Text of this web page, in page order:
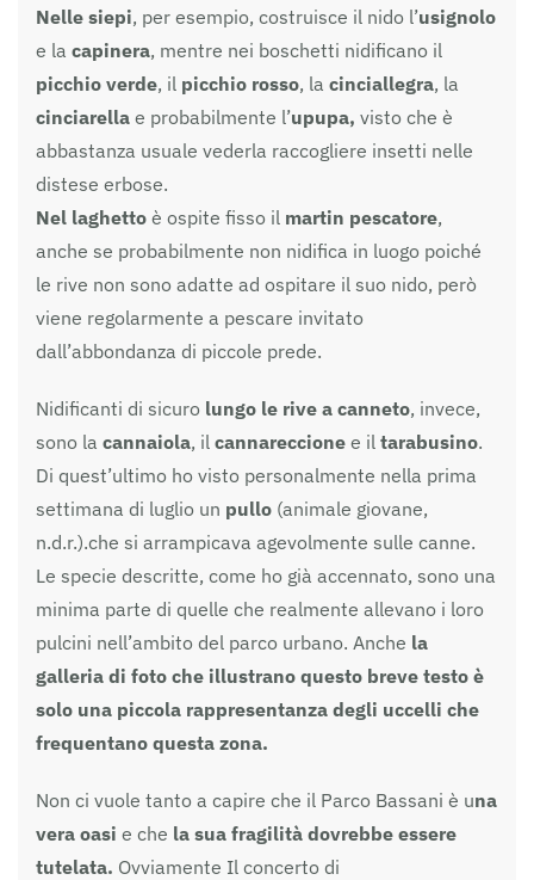
Nelle siepi, per esempio, costruisce il nido l’usignolo
e la capinera, mentre nei boschetti nidificano il
picchio verde, il picchio rosso, la cinciallegra, la
cinciarella e probabilmente l’upupa, visto che è
abbastanza usuale vederla raccogliere insetti nelle
distese erbose.
Nel laghetto è ospite fisso il martin pescatore,
anche se probabilmente non nidifica in luogo poiché
le rive non sono adatte ad ospitare il suo nido, però
viene regolarmente a pescare invitato
dall’abbondanza di piccole prede.
Nidificanti di sicuro lungo le rive a canneto, invece,
sono la cannaiola, il cannareccione e il tarabusino.
Di quest’ultimo ho visto personalmente nella prima
settimana di luglio un pullo (animale giovane,
n.d.r.).che si arrampicava agevolmente sulle canne.
Le specie descritte, come ho già accennato, sono una
minima parte di quelle che realmente allevano i loro
pulcini nell’ambito del parco urbano. Anche la
galleria di foto che illustrano questo breve testo è
solo una piccola rappresentanza degli uccelli che
frequentano questa zona.
Non ci vuole tanto a capire che il Parco Bassani è una
vera oasi e che la sua fragilità dovrebbe essere
tutelata. Ovviamente Il concerto di